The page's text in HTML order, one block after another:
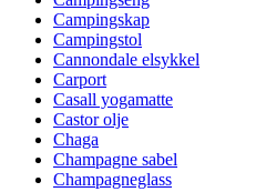
Campingskap
Campingstol
Cannondale elsykkel
Carport
Casall yogamatte
Castor olje
Chaga
Champagne sabel
Champagneglass